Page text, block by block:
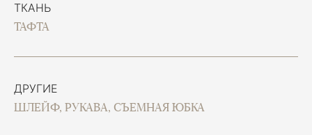
ТКАНЬ
ТАФТА
ДРУГИЕ
ШЛЕЙФ, РУКАВА, СЪЕМНАЯ ЮБКА